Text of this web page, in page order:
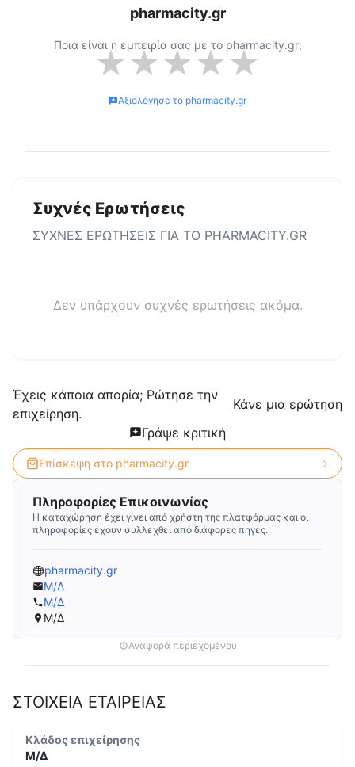
pharmacity.gr
Ποια είναι η εμπειρία σας με το pharmacity.gr;
★★★★★
Αξιολόγησε το pharmacity.gr
Συχνές Ερωτήσεις
ΣΥΧΝΕΣ ΕΡΩΤΗΣΕΙΣ ΓΙΑ ΤΟ PHARMACITY.GR
Δεν υπάρχουν συχνές ερωτήσεις ακόμα.
Έχεις κάποια απορία; Ρώτησε την
επιχείρηση.
Κάνε μια ερώτηση
Γράψε κριτική
Επίσκεψη στο pharmacity.gr
Πληροφορίες Επικοινωνίας
Η καταχώρηση έχει γίνει από χρήστη της πλατφόρμας και οι
πληροφορίες έχουν συλλεχθεί από διάφορες πηγές.
pharmacity.gr
Μ/Δ
Μ/Δ
Μ/Δ
Αναφορά περιεχομένου
ΣΤΟΙΧΕΙΑ ΕΤΑΙΡΕΙΑΣ
Κλάδος επιχείρησης
Μ/Δ